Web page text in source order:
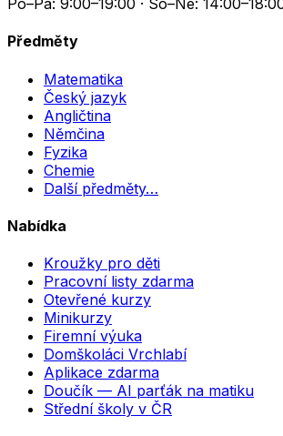
Po–Pá: 9:00–19:00 · So–Ne:
Předměty
Matematika
Český jazyk
Angličtina
Němčina
Fyzika
Chemie
Další předměty…
Nabídka
Kroužky pro děti
Pracovní listy zdarma
Otevřené kurzy
Minikurzy
Firemní výuka
Domškoláci Vrchlabí
Aplikace zdarma
Doučík — AI parťák na matiku
Střední školy v ČR